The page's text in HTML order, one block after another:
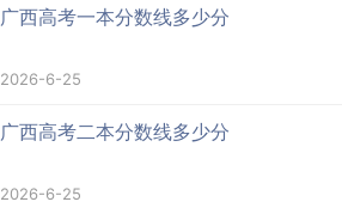
广西高考一本分数线多少分
2026-6-25
广西高考二本分数线多少分
2026-6-25